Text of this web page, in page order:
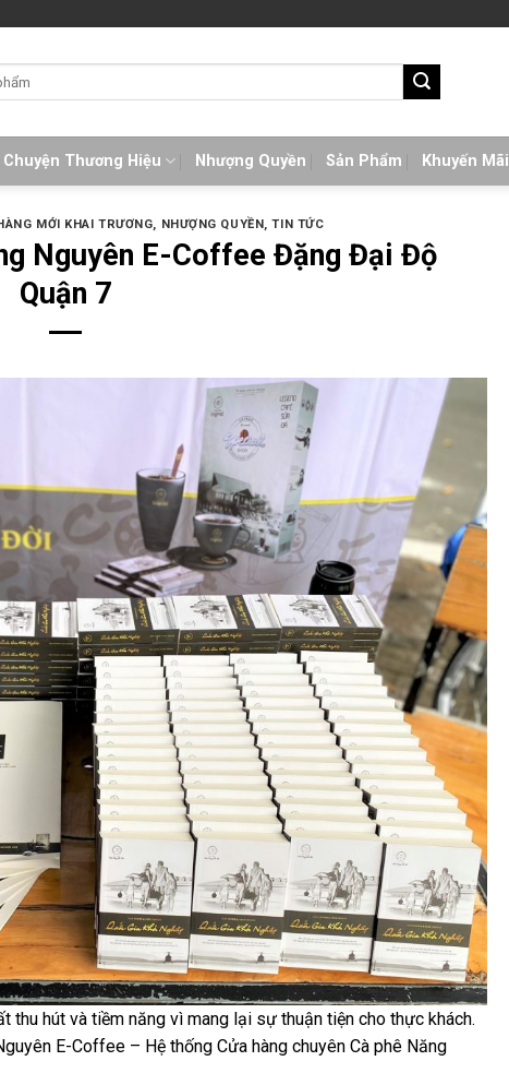
Chuyện Thương Hiệu Nhượng Quyền Sản Phẩm Khuyến Mãi
MỚI KHAI TRƯƠNG, NHƯỢNG QUYỀN,TIN TỨC
Nguyên E-Coffee Đặng Đại Độ
Quận 7
thu hút và tiềm năng vì mang lại sự thuận tiện cho thực khách.
E-Coffee – Hệ thống Cửa hàng chuyên Cà phê Năng